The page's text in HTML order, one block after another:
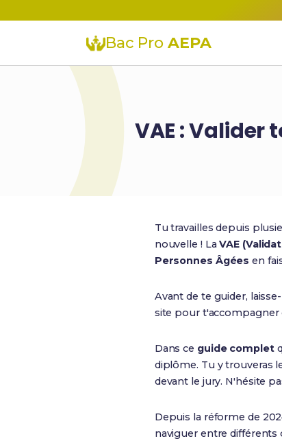
Bac Pro AEPA
VAE : Valider
Tu travailles depuis
nouvelle ! LaVAE
Personnes Âgées en
Avant de te guider,
site pour t'accompagner
Dans ce guide complet
diplôme. Tu y trouveras
devant le jury. N'hésite
Depuis la réforme de
naviguer entre différents